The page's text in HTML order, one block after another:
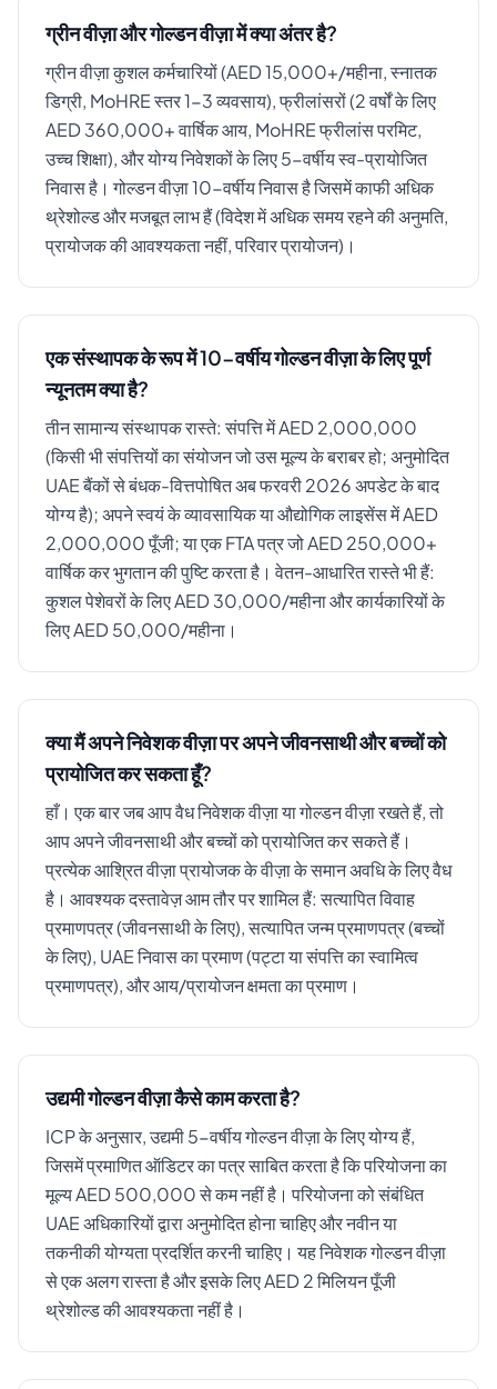
ग्रीन वीज़ा और गोल्डन वीज़ा में क्या अंतर है?
ग्रीन वीज़ा कुशल कर्मचारियों (AED 15,000+/महीना, स्नातक
डिग्री, MoHRE स्तर 1-3 व्यवसाय), फ्रीलांसरों (2 वर्षों के लिए
AED 360,000+ वार्षिक आय, MoHRE फ्रीलांस परमिट,
उच्च शिक्षा), और योग्य निवेशकों के लिए 5-वर्षीय स्व-प्रायोजित
निवास है। गोल्डन वीज़ा 10-वर्षीय निवास है जिसमें काफी अधिक
थ्रेशोल्ड और मजबूत लाभ हैं (विदेश में अधिक समय रहने की अनुमति,
प्रायोजक की आवश्यकता नहीं, परिवार प्रायोजन)।
एक संस्थापक के रूप में 10-वर्षीय गोल्डन वीज़ा के लिए पूर्ण
न्यूनतम क्या है?
तीन सामान्य संस्थापक रास्ते: संपत्ति में AED 2,000,000
(किसी भी संपत्तियों का संयोजन जो उस मूल्य के बराबर हो; अनुमोदित
UAE बैंकों से बंधक-वित्तपोषित अब फरवरी 2026 अपडेट के बाद
योग्य है); अपने स्वयं के व्यावसायिक या औद्योगिक लाइसेंस में AED
2,000,000 पूँजी; या एक FTA पत्र जो AED 250,000+
वार्षिक कर भुगतान की पुष्टि करता है। वेतन-आधारित रास्ते भी हैं:
कुशल पेशेवरों के लिए AED 30,000/महीना और कार्यकारियों के
लिए AED 50,000/महीना।
क्या मैं अपने निवेशक वीज़ा पर अपने जीवनसाथी और बच्चों को
प्रायोजित कर सकता हूँ?
हाँ। एक बार जब आप वैध निवेशक वीज़ा या गोल्डन वीज़ा रखते हैं, तो
आप अपने जीवनसाथी और बच्चों को प्रायोजित कर सकते हैं।
प्रत्येक आश्रित वीज़ा प्रायोजक के वीज़ा के समान अवधि के लिए वैध
है। आवश्यक दस्तावेज़ आम तौर पर शामिल हैं: सत्यापित विवाह
प्रमाणपत्र (जीवनसाथी के लिए), सत्यापित जन्म प्रमाणपत्र (बच्चों
के लिए), UAE निवास का प्रमाण (पट्टा या संपत्ति का स्वामित्व
प्रमाणपत्र), और आय/प्रायोजन क्षमता का प्रमाण।
उद्यमी गोल्डन वीज़ा कैसे काम करता है?
ICP के अनुसार, उद्यमी 5-वर्षीय गोल्डन वीज़ा के लिए योग्य हैं,
जिसमें प्रमाणित ऑडिटर का पत्र साबित करता है कि परियोजना का
मूल्य AED 500,000 से कम नहीं है। परियोजना को संबंधित
UAE अधिकारियों द्वारा अनुमोदित होना चाहिए और नवीन या
तकनीकी योग्यता प्रदर्शित करनी चाहिए। यह निवेशक गोल्डन वीज़ा
से एक अलग रास्ता है और इसके लिए AED 2 मिलियन पूँजी
थ्रेशोल्ड की आवश्यकता नहीं है।